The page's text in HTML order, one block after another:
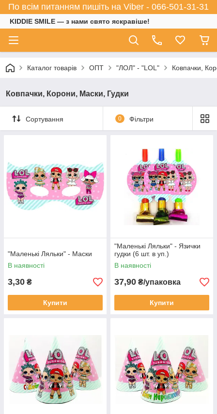
По всім питанням пишіть на Viber - 066-501-31-31
KIDDIE SMILE — з нами свято яскравіше!
Каталог товарів ОПТ "ЛОЛ" - "LOL" Ковпачки,
Ковпачки, Корони, Маски, Гудки
Сортування 0 Фільтри
"Маленькі Ляльки" - Маски
В наявності
3,30 ₴
Купити
"Маленькі Ляльки" - Язички
гудки (6 шт. в уп.)
В наявності
37,90 ₴/упаковка
Купити